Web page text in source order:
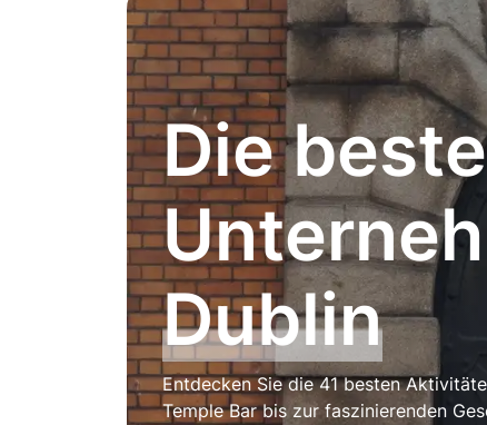
Die
Dublin
Entdecken Sie die 41 besten
Temple Bar bis zur faszinierenden